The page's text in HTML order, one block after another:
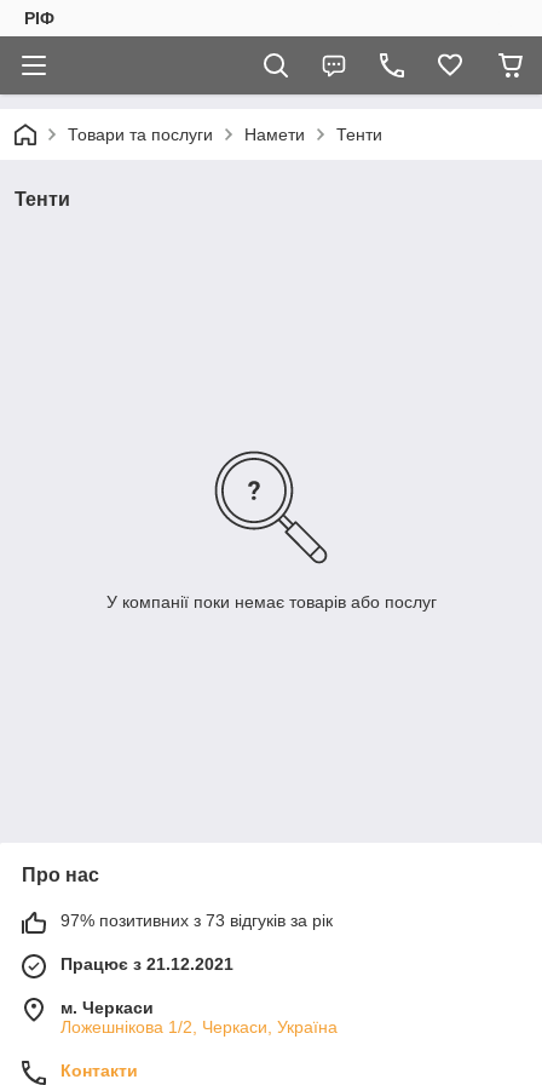
РІФ
Товари та послуги Намети Тенти
Тенти
У компанії поки немає товарів або послуг
Про нас
97% позитивних з 73 відгуків за рік
Працює з 21.12.2021
м. Черкаси
Ложешнікова 1/2, Черкаси, Україна
Контакти